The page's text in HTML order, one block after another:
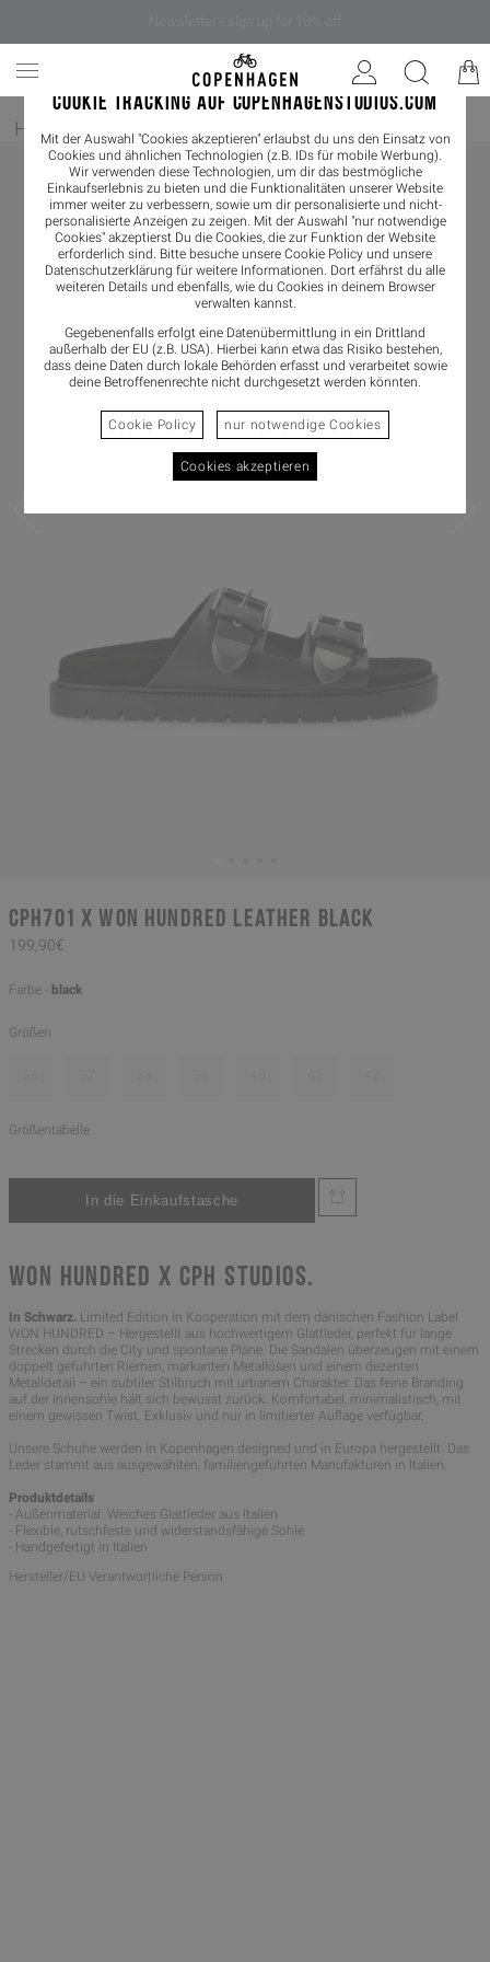
COOKIE TRACKING AUF COPENHAGENSTUDIOS.COM
Mit der Auswahl "Cookies akzeptieren" erlaubst du uns den Einsatz von
Cookies und ähnlichen Technologien (z.B. IDs für mobile Werbung).
Wir verwenden diese Technologien, um dir das bestmögliche
Einkaufserlebnis zu bieten und die Funktionalitäten unserer Website
immer weiter zu verbessern, sowie um dir personalisierte und nicht-
personalisierte Anzeigen zu zeigen. Mit der Auswahl "nur notwendige
Cookies" akzeptierst Du die Cookies, die zur Funktion der Website
erforderlich sind. Bitte besuche unsere Cookie Policy und unsere
Datenschutzerklärung für weitere Informationen. Dort erfährst du alle
weiteren Details und ebenfalls, wie du Cookies in deinem Browser
verwalten kannst.
Gegebenenfalls erfolgt eine Datenübermittlung in ein Drittland
außerhalb der EU (z.B. USA). Hierbei kann etwa das Risiko bestehen,
dass deine Daten durch lokale Behörden erfasst und verarbeitet sowie
deine Betroffenenrechte nicht durchgesetzt werden könnten.
Cookie Policy nur notwendige Cookies
Cookies akzeptieren
Home / Damen/ Sandals
CPH701 x Won Hundred leather black
199,90€
Farbe - black
Größen
Größentabelle
WON HUNDRED X CPH STUDIOS.
In Schwarz. Limited Edition in Kooperation mit dem dänischen Fashion Label
WON HUNDRED – Hergestellt aus hochwertigem Glattleder, perfekt für lange
Strecken durch die City und spontane Pläne. Die Sandalen überzeugen mit einem
doppelt geführten Riemen, markanten Metallösen und einem dezenten
Metalldetail – ein subtiler Stilbruch mit urbanem Charakter. Das feine Branding
auf der Innensohle hält sich bewusst zurück. Komfortabel, minimalistisch, mit
einem gewissen Twist. Exklusiv und nur in limitierter Auflage verfügbar.
Unsere Schuhe werden in Kopenhagen designed und in Europa hergestellt. Das
Leder stammt aus ausgewählten, familiengeführten Manufakturen in Italien.
Produktdetails
- Außenmaterial: Weiches Glattleder aus Italien
- Flexible, rutschfeste und widerstandsfähige Sohle
- Handgefertigt in Italien
Hersteller/EU Verantwortliche Person